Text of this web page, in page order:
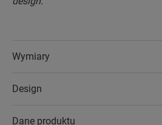
Wymiary
Design
Dane produktu